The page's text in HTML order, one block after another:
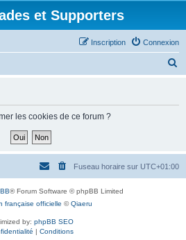
et Supporters
Connexion
Inscription
h
les cookies de ce forum ?
Fuseau horaire sur UTC+01:00
® Forum Software © phpBB Limited
française officielle ©Qiaeru
by: phpBB SEO
| Conditions